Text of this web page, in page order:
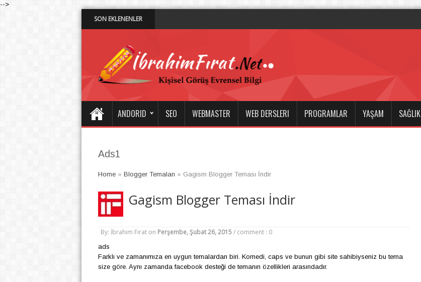
-->
SON EKLENENLER
ANDORID SEO WEBMASTER WEB DERSLERI PROGRAMLAR YAŞAM SAĞLIK
Ads1
Home» Blogger Temaları » Gagism Blogger Teması İndir
Gagism Blogger Teması İndir
By: İbrahim Fırat on Perşembe, Şubat 26, 2015 / comment : 0
ads
Farklı ve zamanımıza en uygun temalardan biri. Komedi, caps ve bunun gibi site sahibiyseniz bu tema
size göre. Aynı zamanda facebook desteği de temanın özellikleri arasındadır.